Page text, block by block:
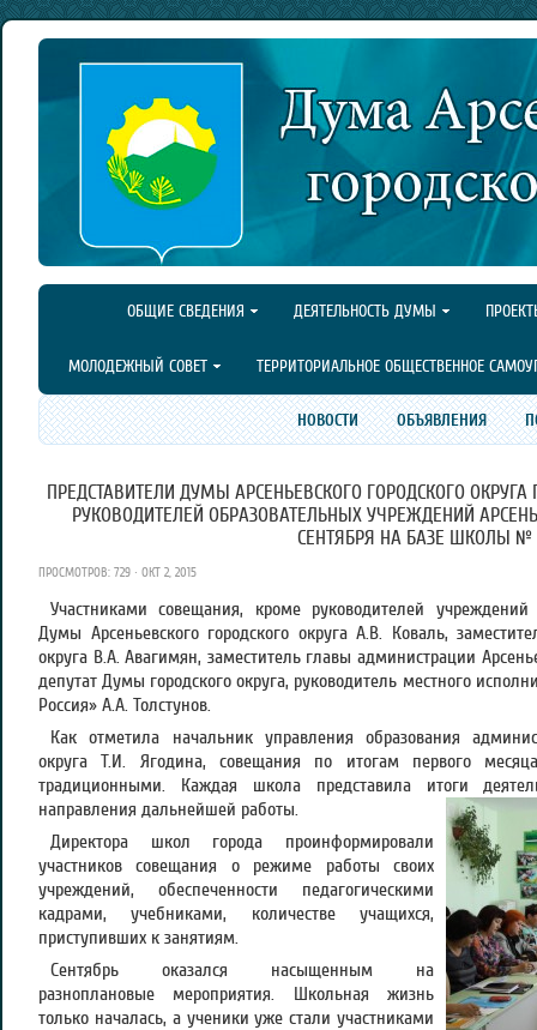
ОБЩИЕ СВЕДЕНИЯ ДЕЯТЕЛЬНОСТЬ ДУМЫ
МОЛОДЕЖНЫЙ СОВЕТ ТЕРРИТОРИАЛЬНОЕ ОБЩЕСТВЕННОЕ
НОВОСТИ ОБЪЯВЛЕНИЯ
ПРЕДСТАВИТЕЛИ ДУМЫ АРСЕНЬЕВСКОГО ГОРОДСКОГО
РУКОВОДИТЕЛЕЙ ОБРАЗОВАТЕЛЬНЫХ УЧРЕЖДЕНИЙ
СЕНТЯБРЯ НА БАЗЕ ШКОЛЫ №
ПРОСМОТРОВ: 729 · ОКТ 2, 2015
Участниками совещания, кроме руководителей учреждений
Думы Арсеньевского городского округа А.В. Коваль,
округа В.А. Авагимян, заместитель главы администрации
депутат Думы городского округа, руководитель местного
Россия» А.А. Толстунов.
Как отметила начальник управления образования
округа Т.И. Ягодина, совещания по итогам первого
традиционными. Каждая школа представила итоги
направления дальнейшей работы.
Директора школ города проинформировали
участников совещания о режиме работы своих
учреждений, обеспеченности педагогическими
кадрами, учебниками, количестве учащихся,
приступивших к занятиям.
Сентябрь оказался насыщенным на
разноплановые мероприятия. Школьная жизнь
только началась, а ученики уже стали участниками